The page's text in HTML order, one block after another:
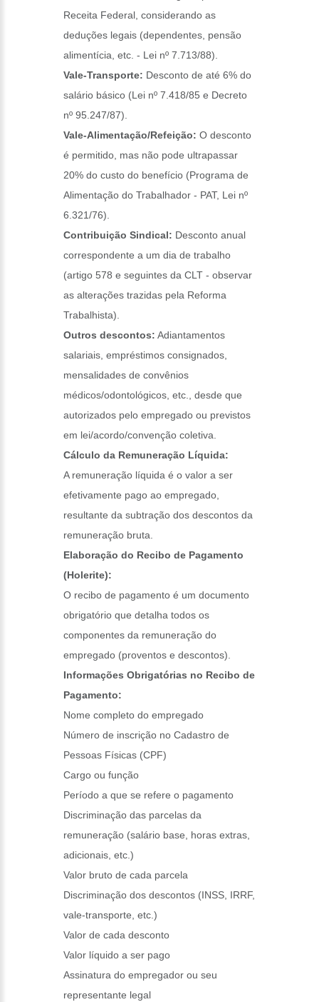
Receita Federal, considerando as
deduções legais (dependentes, pensão
alimentícia, etc. - Lei nº 7.713/88).
Vale-Transporte: Desconto de até 6% do
salário básico (Lei nº 7.418/85 e Decreto
nº 95.247/87).
Vale-Alimentação/Refeição: O desconto
é permitido, mas não pode ultrapassar
20% do custo do benefício (Programa de
Alimentação do Trabalhador - PAT, Lei nº
6.321/76).
Contribuição Sindical: Desconto anual
correspondente a um dia de trabalho
(artigo 578 e seguintes da CLT - observar
as alterações trazidas pela Reforma
Trabalhista).
Outros descontos: Adiantamentos
salariais, empréstimos consignados,
mensalidades de convênios
médicos/odontológicos, etc., desde que
autorizados pelo empregado ou previstos
em lei/acordo/convenção coletiva.
Cálculo da Remuneração Líquida:
A remuneração líquida é o valor a ser
efetivamente pago ao empregado,
resultante da subtração dos descontos da
remuneração bruta.
Elaboração do Recibo de Pagamento
(Holerite):
O recibo de pagamento é um documento
obrigatório que detalha todos os
componentes da remuneração do
empregado (proventos e descontos).
Informações Obrigatórias no Recibo de
Pagamento:
Nome completo do empregado
Número de inscrição no Cadastro de
Pessoas Físicas (CPF)
Cargo ou função
Período a que se refere o pagamento
Discriminação das parcelas da
remuneração (salário base, horas extras,
adicionais, etc.)
Valor bruto de cada parcela
Discriminação dos descontos (INSS, IRRF,
vale-transporte, etc.)
Valor de cada desconto
Valor líquido a ser pago
Assinatura do empregador ou seu
representante legal